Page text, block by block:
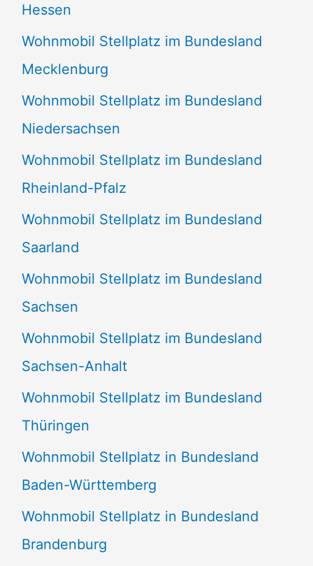
Hessen
Wohnmobil Stellplatz im Bundesland
Mecklenburg
Wohnmobil Stellplatz im Bundesland
Niedersachsen
Wohnmobil Stellplatz im Bundesland
Rheinland-Pfalz
Wohnmobil Stellplatz im Bundesland
Saarland
Wohnmobil Stellplatz im Bundesland
Sachsen
Wohnmobil Stellplatz im Bundesland
Sachsen-Anhalt
Wohnmobil Stellplatz im Bundesland
Thüringen
Wohnmobil Stellplatz in Bundesland
Baden-Württemberg
Wohnmobil Stellplatz in Bundesland
Brandenburg